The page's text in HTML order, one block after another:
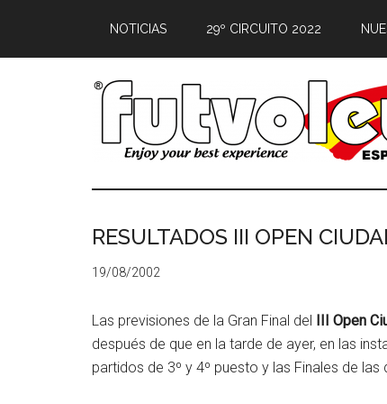
NOTICIAS 29º CIRCUITO 2022
RESULTADOS III OPEN
19/08/2002
Las previsiones de la Gran Final del III Open
después de que en la tarde de ayer, en las
partidos de 3º y 4º puesto y las Finales de